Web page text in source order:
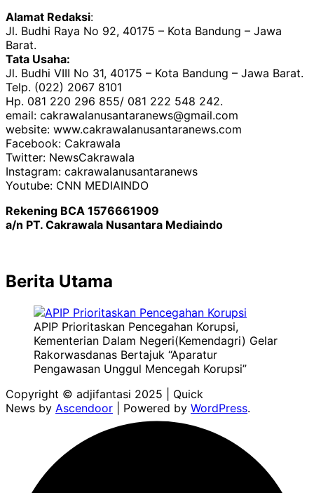
Alamat Redaksi:
Jl. Budhi Raya No 92, 40175 – Kota Bandung – Jawa
Barat.
Tata Usaha:
Jl. Budhi VIII No 31, 40175 – Kota Bandung – Jawa Barat.
Telp. (022) 2067 8101
Hp. 081 220 296 855/ 081 222 548 242.
email: cakrawalanusantaranews@gmail.com
website: www.cakrawalanusantaranews.com
Facebook: Cakrawala
Twitter: NewsCakrawala
Instagram: cakrawalanusantaranews
Youtube: CNN MEDIAINDO
Rekening BCA 1576661909
a/n PT. Cakrawala Nusantara Mediaindo
Berita Utama
APIP Prioritaskan Pencegahan Korupsi,
Kementerian Dalam Negeri(Kemendagri) Gelar
Rakorwasdanas Bertajuk “Aparatur
Pengawasan Unggul Mencegah Korupsi”
Copyright © adjifantasi 2025 | Quick
News by Ascendoor | Powered by WordPress.